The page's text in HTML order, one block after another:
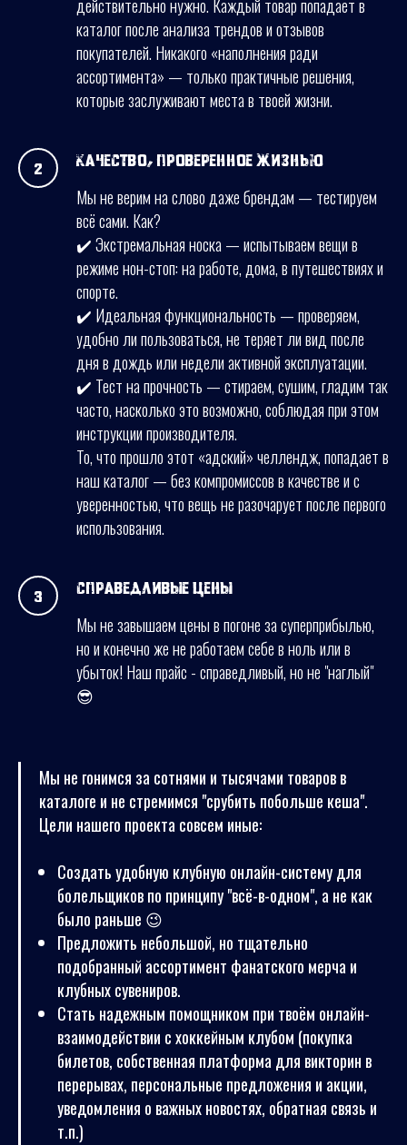
действительно нужно. Каждый товар попадает в
каталог после анализа трендов и отзывов
покупателей. Никакого «наполнения ради
ассортимента» — только практичные решения,
которые заслуживают места в твоей жизни.
Качество, проверенное жизнью
Мы не верим на слово даже брендам — тестируем
всё сами. Как?
✔️ Экстремальная носка — испытываем вещи в
режиме нон-стоп: на работе, дома, в путешествиях и
спорте.
✔️ Идеальная функциональность — проверяем,
удобно ли пользоваться, не теряет ли вид после
дня в дождь или недели активной эксплуатации.
✔️ Тест на прочность — стираем, сушим, гладим так
часто, насколько это возможно, соблюдая при этом
инструкции производителя.
То, что прошло этот «адский» челлендж, попадает в
наш каталог — без компромиссов в качестве и с
уверенностью, что вещь не разочарует после первого
использования.
Справедливые цены
Мы не завышаем цены в погоне за суперприбылью,
но и конечно же не работаем себе в ноль или в
убыток! Наш прайс - справедливый, но не "наглый"
😎
Мы не гонимся за сотнями и тысячами товаров в
каталоге и не стремимся "срубить побольше кеша".
Цели нашего проекта совсем иные:
Создать удобную клубную онлайн-систему для
болельщиков по принципу "всё-в-одном", а не как
было раньше 😉
Предложить небольшой, но тщательно
подобранный ассортимент фанатского мерча и
клубных сувениров.
Стать надежным помощником при твоём онлайн-
взаимодействии с хоккейным клубом (покупка
билетов, собственная платформа для викторин в
перерывах, персональные предложения и акции,
уведомления о важных новостях, обратная связь и
т.п.)